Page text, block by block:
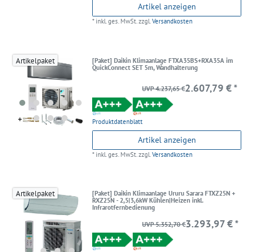
Artikel anzeigen
* inkl. ges. MwSt.zzgl.Versandkosten
Artikelpaket
[Paket] Daikin Klimaanlage FTXA35BS+RXA35A im
QuickConnect SET 5m, Wandhalterung
Produktdatenblatt
UVP 4.237,65 €2.607,79 € *
Artikel anzeigen
* inkl. ges. MwSt. zzgl.Versandkosten
Artikelpaket
[Paket] Daikin Klimaanlage Ururu Sarara FTXZ25N +
RXZ25N - 2,5|3,6kW Kühlen|Heizen inkl.
Infrarotfernbedienung
UVP 5.352,70 €3.293,97 € *